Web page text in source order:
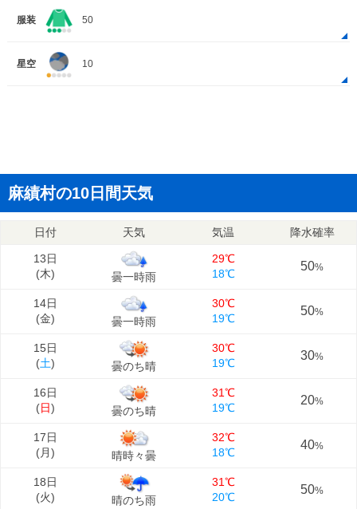
服装 50
星空 10
麻績村の10日間天気
日付 天気 気温 降水確率
13日
(木) 曇一時雨
29℃
18℃
50%
14日
(金) 曇一時雨
30℃
19℃
50%
15日
(土) 曇のち晴
30℃
19℃
30%
16日
(日) 曇のち晴
31℃
19℃
20%
17日
(月) 晴時々曇
32℃
18℃
40%
18日
(火) 晴のち雨
31℃
20℃
50%